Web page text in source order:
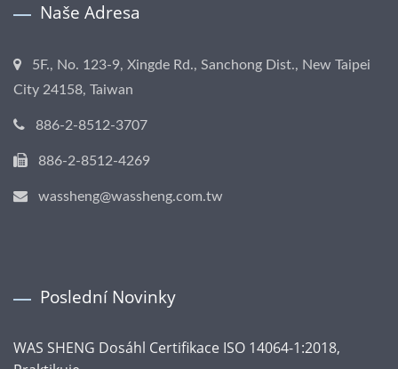
Naše Adresa
5F., No. 123-9, Xingde Rd., Sanchong Dist., New Taipei
City 24158, Taiwan
886-2-8512-3707
886-2-8512-4269
wassheng@wassheng.com.tw
Poslední Novinky
WAS SHENG Dosáhl Certifikace ISO 14064-1:2018,